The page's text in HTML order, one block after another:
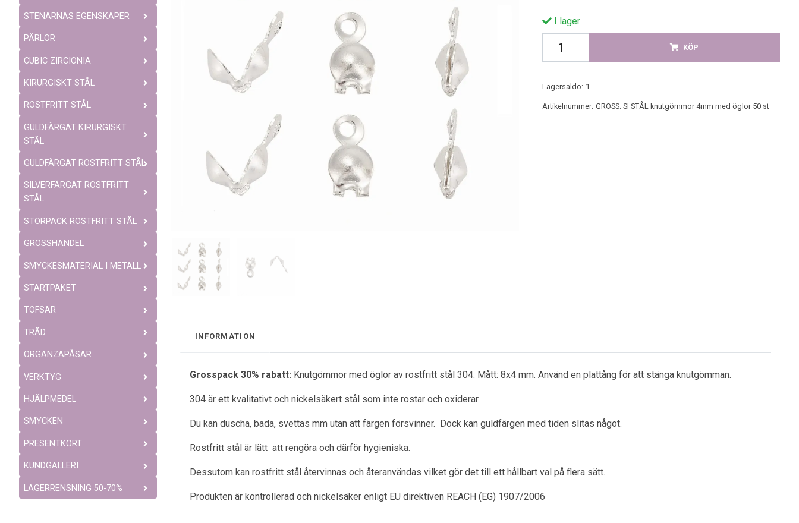
STENARNAS EGENSKAPER
PÄRLOR
CUBIC ZIRCIONIA
KIRURGISKT STÅL
ROSTFRITT STÅL
GULDFÄRGAT KIRURGISKT
STÅL
GULDFÄRGAT ROSTFRITT STÅL
SILVERFÄRGAT ROSTFRITT
STÅL
STORPACK ROSTFRITT STÅL
GROSSHANDEL
SMYCKESMATERIAL I METALL
STARTPAKET
TOFSAR
TRÅD
ORGANZAPÅSAR
VERKTYG
HJÄLPMEDEL
SMYCKEN
PRESENTKORT
KUNDGALLERI
LAGERRENSNING 50-70%
I lager
KÖP
Lagersaldo: 1
Artikelnummer: GROSS: SI STÅL knutgömmor 4mm med öglor 50 st
INFORMATION
Grosspack 30% rabatt: Knutgömmor med öglor av rostfritt stål 304. Mått: 8x4 mm. Använd en plattång för att stänga knutgömman.
304 är ett kvalitativt och nickelsäkert stål som inte rostar och oxiderar.
Du kan duscha, bada, svettas mm utan att färgen försvinner. Dock kan guldfärgen med tiden slitas något.
Rostfritt stål är lätt att rengöra och därför hygieniska.
Dessutom kan rostfritt stål återvinnas och återanvändas vilket gör det till ett hållbart val på flera sätt.
Produkten är kontrollerad och nickelsäker enligt EU direktiven REACH (EG) 1907/2006